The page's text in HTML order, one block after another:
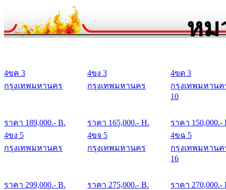
หม
4ขค 3
กรุงเทพมหานคร
ราคา 189,000.- B.
4ขง 3
กรุงเทพมหานคร
ราคา 165,000.- H.
4ขด 3
กรุงเทพมหานค
10
ราคา 150,000.-
4ขง 5
กรุงเทพมหานคร
ราคา 299,000.- B.
4ขจ 5
กรุงเทพมหานคร
ราคา 275,000.- B.
4ขฉ 5
กรุงเทพมหานค
16
ราคา 270,000.-